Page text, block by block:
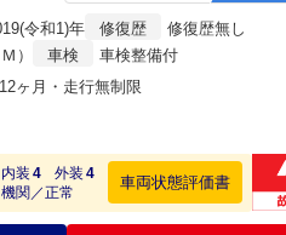
令和1)年 修復歴
修復歴無し
） 車検
車検整備付
ヶ月・走行無制限
内装 4 外装 4
機関／正常
車両状態評価書